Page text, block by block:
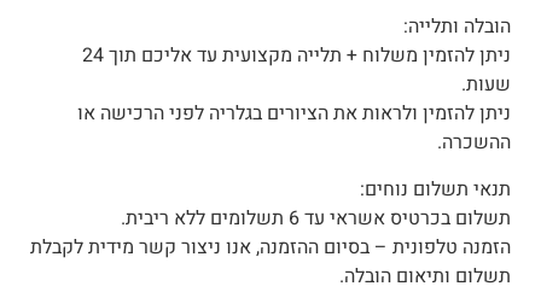
הובלה ותלייה:
ניתן להזמין משלוח + תלייה מקצועית עד אליכם תוך 24
שעות.
ניתן להזמין ולראות את הציורים בגלריה לפני הרכישה או
ההשכרה.
תנאי תשלום נוחים:
תשלום בכרטיס אשראי עד 6 תשלומים ללא ריבית.
הזמנה טלפונית – בסיום ההזמנה, אנו ניצור קשר מידית לקבלת
תשלום ותיאום הובלה.